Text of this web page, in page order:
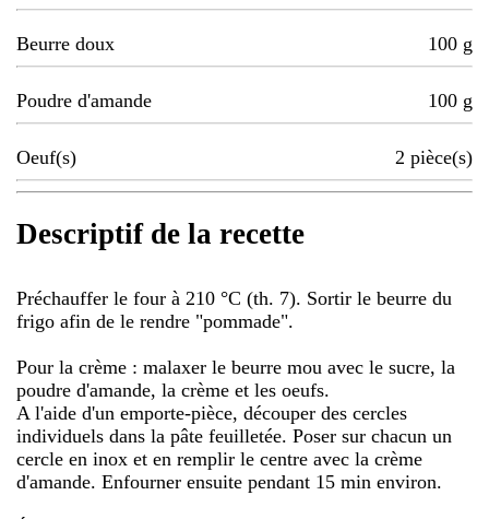
Beurre doux 100 g
Poudre d'amande 100 g
Oeuf(s) 2 pièce(s)
Descriptif de la recette
Préchauffer le four à 210 °C (th. 7). Sortir le beurre du
frigo afin de le rendre "pommade".
Pour la crème : malaxer le beurre mou avec le sucre, la
poudre d'amande, la crème et les oeufs.
A l'aide d'un emporte-pièce, découper des cercles
individuels dans la pâte feuilletée. Poser sur chacun un
cercle en inox et en remplir le centre avec la crème
d'amande. Enfourner ensuite pendant 15 min environ.